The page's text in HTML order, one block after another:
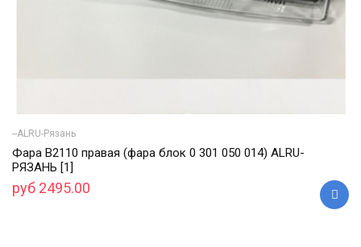
--ALRU-Рязань
Фара В2110 правая (фара блок 0 301 050 014) ALRU-
РЯЗАНЬ [1]
руб 2495.00